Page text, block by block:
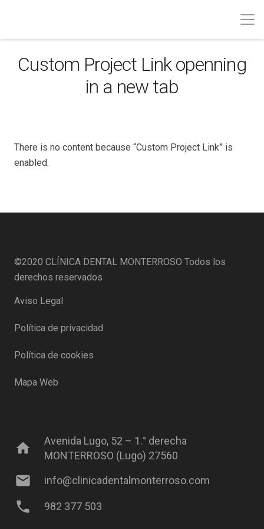
Custom Project Link openning
in a new tab
There is no content because “Custom Project Link” is
enabled.
©2020 CLÍNICA DENTAL MONTERROSO Todos los
derechos reservados
Aviso Legal
Política de privacidad
Política de cookies
Mapa Web
home
Avenida Lugo, 52 – 1.° derecha
MONTERROSO (Lugo) 27560
mail info@clinicadentalmonterroso.com
phone 982 377 503